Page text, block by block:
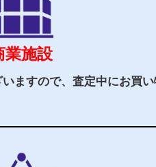
駅チカ
らすぐの買取専門店です